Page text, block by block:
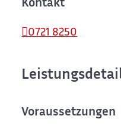
0721 8250
Voraussetzungen